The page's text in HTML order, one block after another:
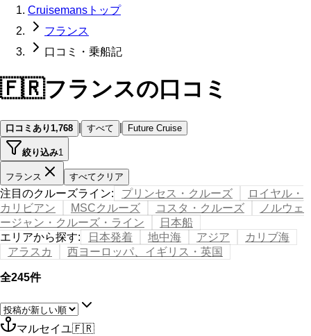
Cruisemansトップ
フランス
口コミ・乗船記
🇫🇷フランスの口コミ
口コミあり1,768 すべて Future Cruise
絞り込み1
フランス すべてクリア
注目のクルーズライン: プリンセス・クルーズ
ロイヤル・
カリビアン
MSCクルーズ コスタ・クルーズ
ノルウェ
ージャン・クルーズ・ライン
日本船
エリアから探す: 日本発着 地中海 アジア
カリブ海
アラスカ
西ヨーロッパ、イギリス・英国
全245件
マルセイユ🇫🇷